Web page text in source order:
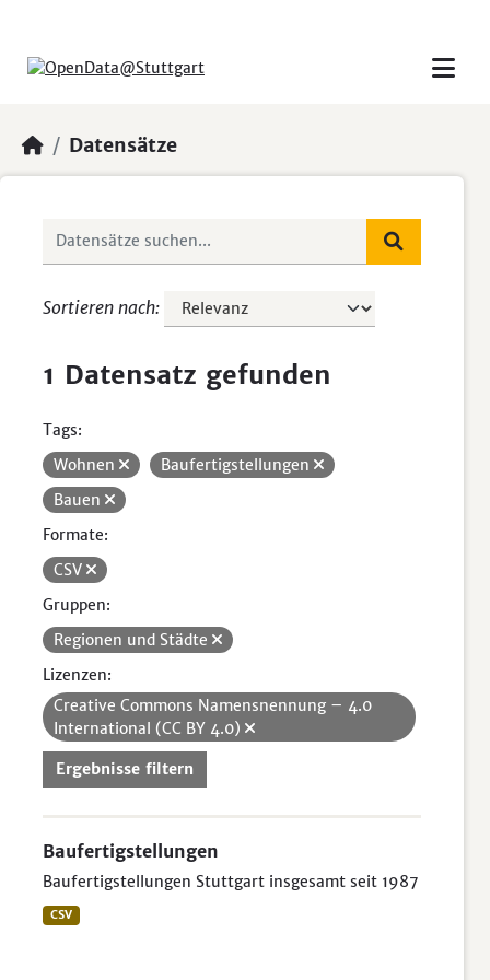
Datensätze
Sortieren nach
1 Datensatz gefunden
Tags:
Wohnen
Baufertigstellungen
Bauen
Formate:
CSV
Gruppen:
Regionen und Städte
Lizenzen:
Creative Commons Namensnennung – 4.0
International (CC BY 4.0)
Ergebnisse filtern
Baufertigstellungen
Baufertigstellungen Stuttgart insgesamt seit 1987
CSV